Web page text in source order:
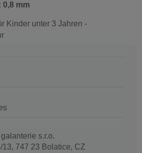
0,8 mm
Kinder unter 3 Jahren -
s.r.o.
13, 747 23 Bolatice, CZ